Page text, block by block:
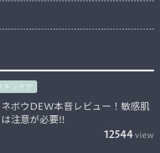
キンケア
ネボウDEW本音レビュー！敏感肌
は注意が必要!!
12544view